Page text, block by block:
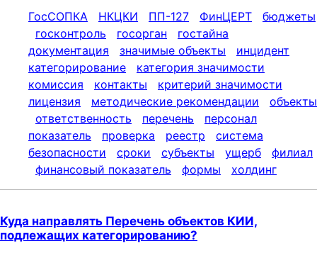
ГосСОПКА НКЦКИ ПП-127 ФинЦЕРТ
бюджеты
госконтроль
госорган
гостайна
документация
значимые объекты
инцидент
категорирование
категория значимости
комиссия
контакты
критерий значимости
лицензия
методические рекомендации
объекты
ответственность
перечень
персонал
показатель
проверка реестр
система
безопасности
сроки субъекты ущерб
филиал
финансовый показатель
формы холдинг
Куда направлять Перечень объектов КИИ,
подлежащих категорированию?